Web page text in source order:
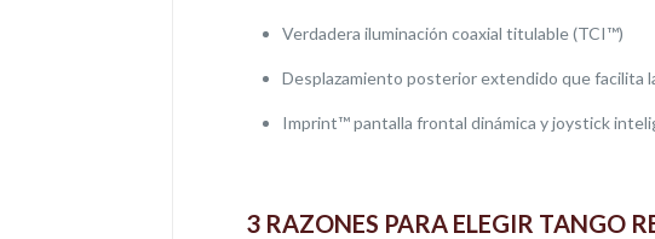
Verdadera iluminación coaxial titulable (TCI™)
Desplazamiento posterior extendido que facilita
Imprint™ pantalla frontal dinámica y joystick
3 RAZONES PARA ELEGIR TANGO